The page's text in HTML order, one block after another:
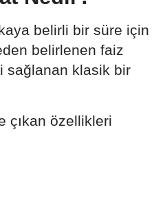
belirli bir süre için
belirlenen faiz
sağlanan klasik bir
çıkan özellikleri